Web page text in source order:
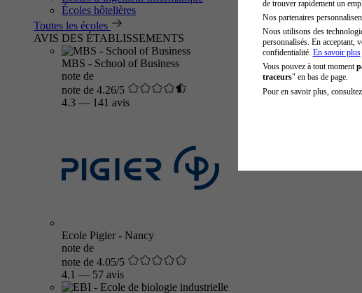
Écoles hôtelières
Toutes les écoles
AVIS DES ÉTABLISSEMENTS
MBS - School of Business
note de
note de 4.26/5
4.3 — 141 avis
Ecole Pigier - Nancy
note de
note de 4.05/5
4.1 — 57 avis
de trouver rapidement un
Nos partenaires
Nous utilisons des
personnalisés. En acceptant,
confidentialité. En savoir plus
Vous pouvez à tout moment
traceurs" en bas de page.
Pour en savoir plus,